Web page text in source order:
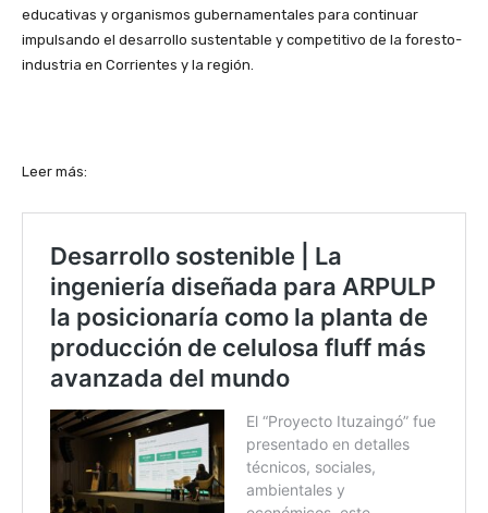
educativas y organismos gubernamentales para continuar
impulsando el desarrollo sustentable y competitivo de la foresto-
industria en Corrientes y la región.
Leer más: